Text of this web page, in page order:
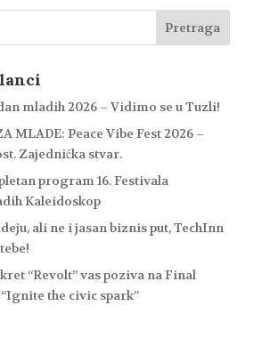
mladih 2026 – Vidimo se u Tuzli!
MLADE: Peace Vibe Fest 2026 –
Zajednička stvar.
program 16. Festivala
Kaleidoskop
ali ne i jasan biznis put, TechInn
“Revolt” vas poziva na Final
the civic spark”